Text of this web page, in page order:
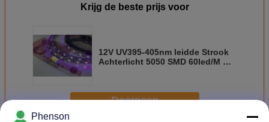
Krijg de beste prijs voor
12V UV395-405nm leidde Strook
Achterlicht 5050 SMD 60led/M UV
Doorgaan
Phenson